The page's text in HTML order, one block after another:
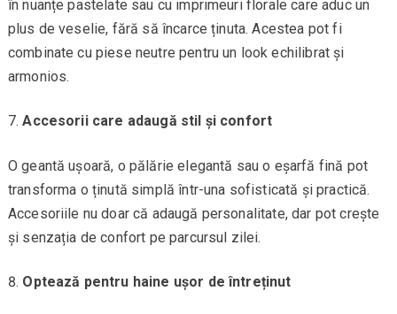
în nuanțe pastelate sau cu imprimeuri florale care aduc un
plus de veselie, fără să încarce ținuta. Acestea pot fi
combinate cu piese neutre pentru un look echilibrat și
armonios.
Accesorii care adaugă stil și confort
O geantă ușoară, o pălărie elegantă sau o eșarfă fină pot
transforma o ținută simplă într-una sofisticată și practică.
Accesoriile nu doar că adaugă personalitate, dar pot crește
și senzația de confort pe parcursul zilei.
Optează pentru haine ușor de întreținut